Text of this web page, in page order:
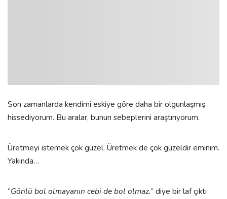
Son zamanlarda kendimi eskiye göre daha bir olgunlaşmış
hissediyorum. Bu aralar, bunun sebeplerini araştırıyorum.
Üretmeyi istemek çok güzel. Üretmek de çok güzeldir eminim.
Yakında…
“Gönlü bol olmayanın cebi de bol olmaz.” diye bir laf çıktı